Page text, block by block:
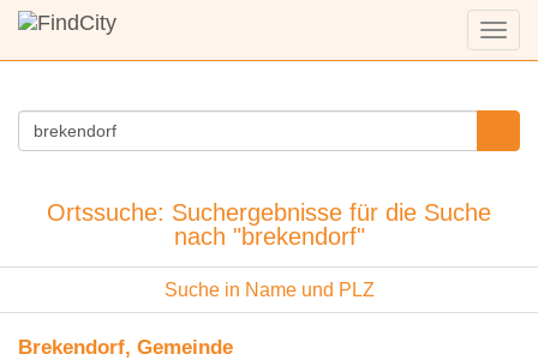
Menü
Ortssuche: Suchergebnisse für die Suche
nach "brekendorf"
Suche in Name und PLZ
Brekendorf, Gemeinde